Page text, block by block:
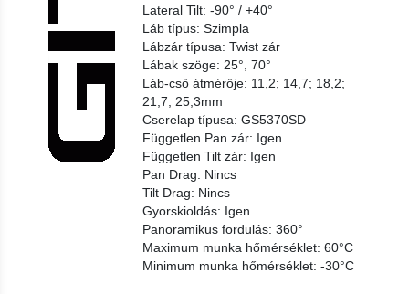
Lateral Tilt: -90° / +40°
Láb típus: Szimpla
Lábzár típusa: Twist zár
Lábak szöge: 25°, 70°
Láb-cső átmérője: 11,2; 14,7; 18,2;
21,7; 25,3mm
Cserelap típusa: GS5370SD
Független Pan zár: Igen
Független Tilt zár: Igen
Pan Drag: Nincs
Tilt Drag: Nincs
Gyorskioldás: Igen
Panoramikus fordulás: 360°
Maximum munka hőmérséklet: 60°C
Minimum munka hőmérséklet: -30°C